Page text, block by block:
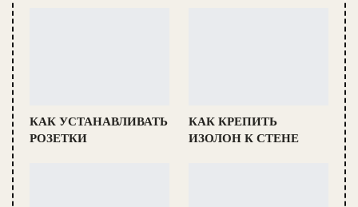
КАК УСТАНАВЛИВАТЬ
РОЗЕТКИ
КАК КРЕПИТЬ
ИЗОЛОН К СТЕНЕ